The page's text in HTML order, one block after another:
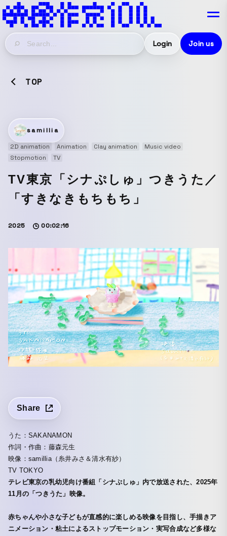
Login Join us
TOP
samillia
2D animation
Animation Clay animation
Music video
Stopmotion
TV
TV東京「シナぷしゅ」つきうた／
「すきなきもちもち」
2025 00:02:16
Share
うた：SAKANAMON
作詞・作曲：藤森元生
映像：samillia（糸井みさ＆清水有紗）
TV TOKYO
テレビ東京の乳幼児向け番組「シナぷしゅ」内で放送された、2025年
11月の「つきうた」映像。
赤ちゃんや小さな子どもが直感的に楽しめる映像を目指し、手描きア
ニメーション・粘土によるストップモーション・実写合成など多様な